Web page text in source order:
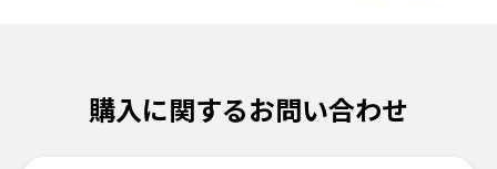
購入に関するお問い合わせ